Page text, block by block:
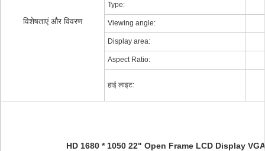
विशेषताएं और विवरण
Type:
Viewing angle:
Display area:
Aspect Ratio:
हाई लाइट:
HD 1680 * 1050 22" Open Frame LCD Display